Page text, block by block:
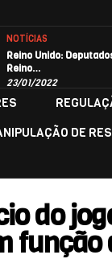
NOTÍCIAS
Reino Unido:
Reino…
23/01/2022
DE
do
função